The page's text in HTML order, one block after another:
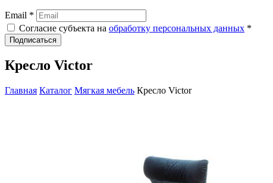
Email *
Согласие субъекта на обработку персональных данных *
Подписаться
Кресло Victor
Главная Каталог Мягкая мебель Кресло Victor